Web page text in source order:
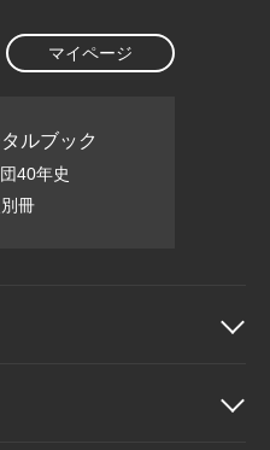
マイページ
ルブック
40年史
冊